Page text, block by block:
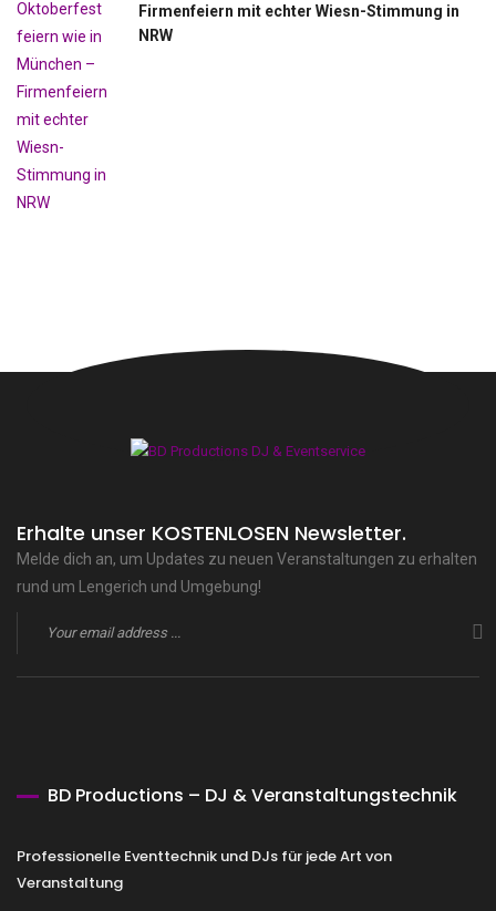
Firmenfeiern mit echter Wiesn-Stimmung in
NRW
Erhalte unser KOSTENLOSEN Newsletter.
Melde dich an, um Updates zu neuen Veranstaltungen zu erhalten
rund um Lengerich und Umgebung!
BD Productions – DJ & Veranstaltungstechnik
Professionelle Eventtechnik und DJs für jede Art von
Veranstaltung